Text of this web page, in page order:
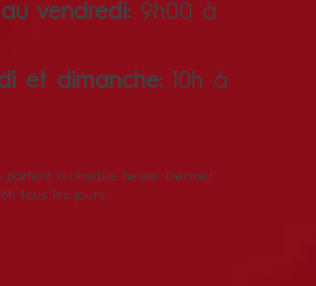
vendredi:9h00 à
et dimanche:10h à
partent à chaque heure. Dernier
tous les jours